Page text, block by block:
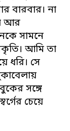
বারবার। না
আর
সামনে
আমি তা
ধরি। সে
সঙ্গে
চেয়ে